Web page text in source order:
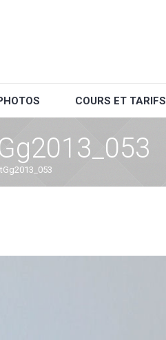
COURS ET TARIFS